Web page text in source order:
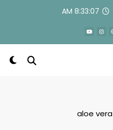
8:33:08 AM
aloe vera